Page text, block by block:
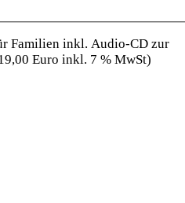
Familien inkl. Audio-CD zur
Euro inkl. 7 % MwSt)